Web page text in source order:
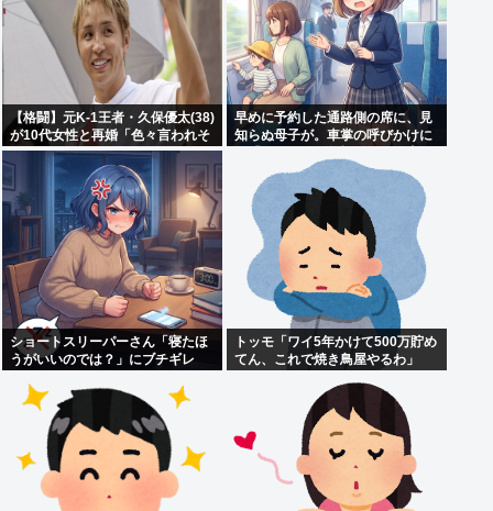
【格闘】元K-1王者・久保優太(38)
が10代女性と再婚「色々言われそ
うですが…」
早めに予約した通路側の席に、見
知らぬ母子が。車掌の呼びかけに
れました。無理やり奪われた席
は、結局“やったもん勝ち”にな
っ...
ショートスリーパーさん「寝たほ
うがいいのでは？」にブチギレ
トッモ「ワイ5年かけて500万貯め
てん、これで焼き鳥屋やるわ」